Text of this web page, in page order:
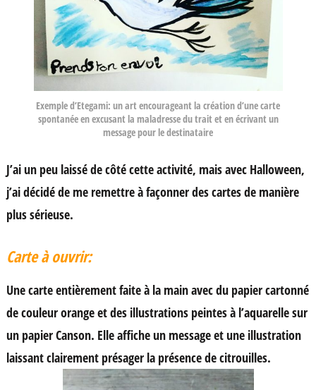
Exemple d’Etegami: un art encourageant la création d’une carte
spontanée en excusant la maladresse du trait et en écrivant un
message pour le destinataire
J’ai un peu laissé de côté cette activité, mais avec Halloween,
j’ai décidé de me remettre à façonner des cartes de manière
plus sérieuse.
Carte à ouvrir:
Une carte entièrement faite à la main avec du papier cartonné
de couleur orange et des illustrations peintes à l’aquarelle sur
un papier Canson. Elle affiche un message et une illustration
laissant clairement présager la présence de citrouilles.